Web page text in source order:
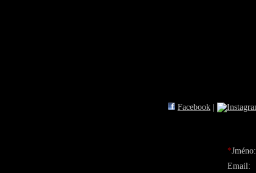
Facebook
*Jméno:
Email: